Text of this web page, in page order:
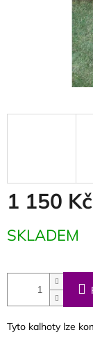
1 150 Kč
cena:
SKLADEM
Tyto kalhoty lze